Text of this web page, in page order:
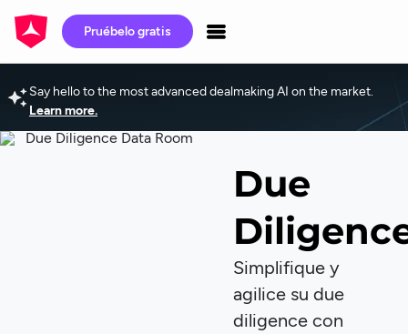
Pruébelo gratis
Say hello to the most advanced dealmaking AI on the market.
Learn more.
Due
Simplifique y
agilice su due
diligence con